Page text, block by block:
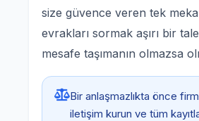
size güvence veren tek
evrakları sormak aşırı bir
mesafe taşımanın olmazsa
Bir anlaşmazlıkta önce
iletişim kurun ve tüm